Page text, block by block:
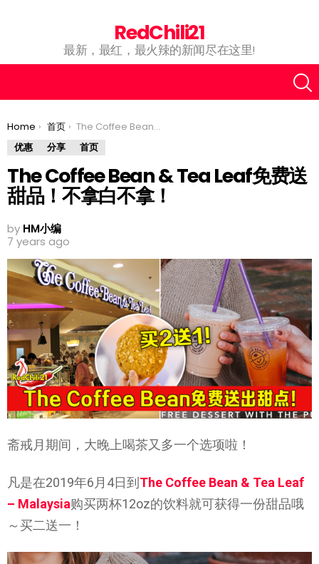
RedChili21
最新，最红，最火辣的新闻尽在这里!
You are here:
Home 首页
The Coffee Bean & Tea Leaf免费送甜品！不拿白不拿！
优惠
分享 首页
The Coffee Bean & Tea Leaf免费送
甜品！不拿白不拿！
by HM小编
7 years ago
斋戒月期间，大晚上喝茶又多一个选项啦！
凡是在2019年6月4日到 The Coffee Bean & Tea Leaf
– Malaysia购买两杯12oz的饮料就可获得一份甜品哦
～买二送一！